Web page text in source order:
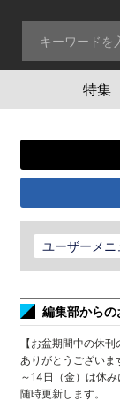
特集
ユーザーメニ
編集部からの
【お盆期間中の休
ありがとうございま
～14日（金）は休
随時更新します。